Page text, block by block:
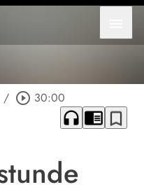
/ play_circle_outline 30:00
headphones chrome_reader_mode bookmark_border